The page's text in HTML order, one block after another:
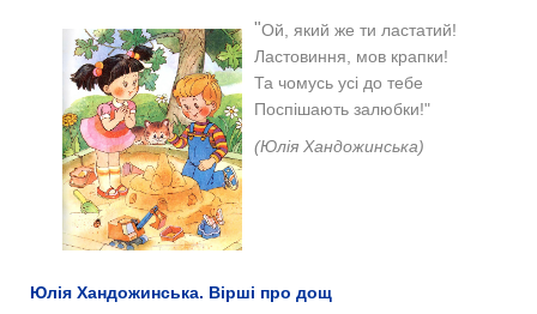
"Ой, який же ти ластатий!
Ластовиння, мов крапки!
Та чомусь усі до тебе
Поспішають залюбки!"
(Юлія Хандожинська)
Юлія Хандожинська. Вірші про дощ